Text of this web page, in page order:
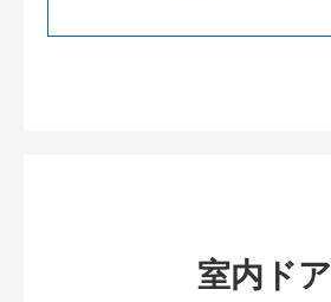
室内ドア